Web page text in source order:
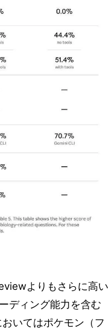
よりもさらに高い
ディング能力を含む
いてはポケモン（フ